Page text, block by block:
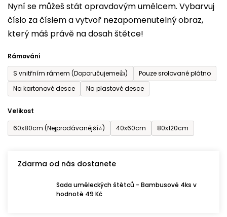
Nyní se můžeš stát opravdovým umělcem. Vybarvuj
číslo za číslem a vytvoř nezapomenutelný obraz,
který máš právě na dosah štětce!
Rámování
S vnitřním rámem (Doporučujeme👍)
Pouze srolované plátno
Na kartonové desce
Na plastové desce
Velikost
60x80cm (Nejprodávanější⭐)
40x60cm 80x120cm
Zdarma od nás dostanete
Sada uměleckých štětců - Bambusové 4ks v
hodnotě 49 Kč
produktu
je
0,0
5
hvězdiček.